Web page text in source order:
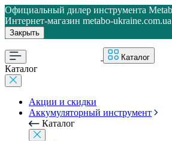
Официальный дилер инструмента
Интернет-магазин metabo-ukraine.com.ua
Закрыть
Каталог
Каталог
Акции и скидки
Аккумуляторный инструмент
Каталог